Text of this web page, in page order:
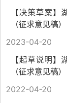
【决策草案】
（征求意见稿）
2023-04-20
【起草说明】
（征求意见稿）
2022-04-20